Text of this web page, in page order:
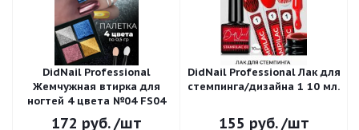
DidNail Professional
Жемчужная втирка для
ногтей 4 цвета №04 FS04
172 руб. /шт
DidNail Professional Лак для
стемпинга/дизайна 1 10 мл.
155 руб. /шт